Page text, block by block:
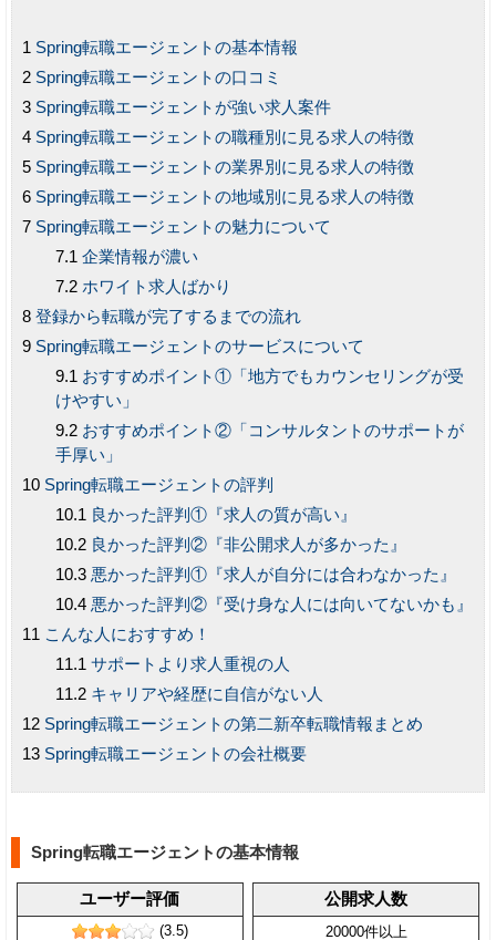
Spring転職エージェントの基本情報
Spring転職エージェントの口コミ
Spring転職エージェントが強い求人案件
Spring転職エージェントの職種別に見る求人の特徴
Spring転職エージェントの業界別に見る求人の特徴
Spring転職エージェントの地域別に見る求人の特徴
Spring転職エージェントの魅力について
企業情報が濃い
ホワイト求人ばかり
登録から転職が完了するまでの流れ
Spring転職エージェントのサービスについて
おすすめポイント①「地方でもカウンセリングが受
けやすい」
おすすめポイント②「コンサルタントのサポートが
手厚い」
Spring転職エージェントの評判
良かった評判①『求人の質が高い』
良かった評判②『非公開求人が多かった』
悪かった評判①『求人が自分には合わなかった』
悪かった評判②『受け身な人には向いてないかも』
こんな人におすすめ！
サポートより求人重視の人
キャリアや経歴に自信がない人
Spring転職エージェントの第二新卒転職情報まとめ
Spring転職エージェントの会社概要
Spring転職エージェントの基本情報
ユーザー評価
(3.5)
公開求人数
20000件以上